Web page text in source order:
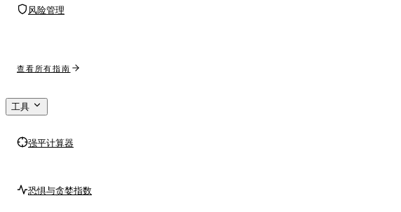
风险管理
查看所有指南
工具
强平计算器
恐惧与贪婪指数